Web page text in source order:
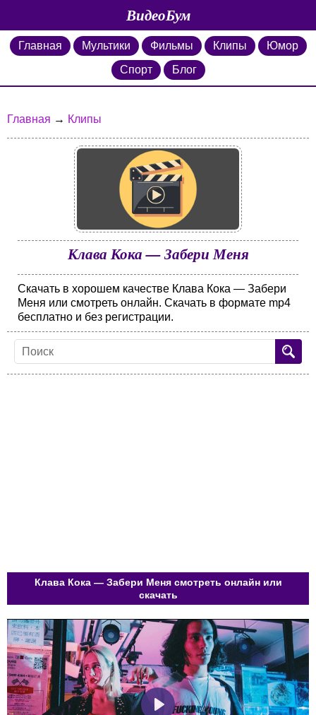
ВидеоБум
Главная Мультики Фильмы Клипы
Юмор
Спорт
Блог
Главная → Клипы
Клава Кока — Забери Меня
Скачать в хорошем качестве Клава Кока — Забери
Меня или смотреть онлайн. Скачать в формате mp4
бесплатно и без регистрации.
Клава Кока — Забери Меня смотреть онлайн или
скачать